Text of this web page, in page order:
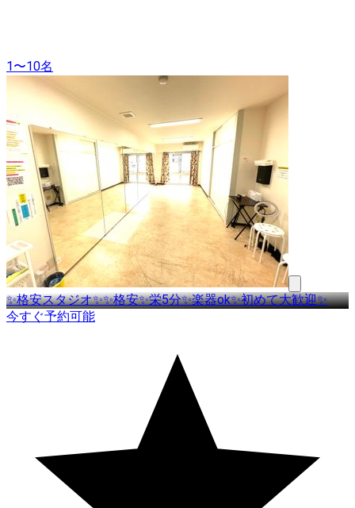
1〜10名
✨格安スタジオ✨✨格安✨栄5分✨楽器ok✨初めて大歓迎✨
今すぐ予約可能